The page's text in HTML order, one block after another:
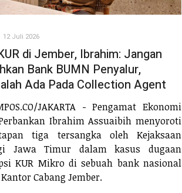
12 Juli 2026
di Jember, Ibrahim: Jangan
Bank BUMN Penyalur,
Ada Pada Collection Agent
JAKARTA - Pengamat Ekonomi
Ibrahim Assuaibih menyoroti
tiga tersangka oleh Kejaksaan
Jawa Timur dalam kasus dugaan
KUR Mikro di sebuah bank nasional
Cabang Jember.